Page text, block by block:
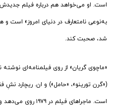
است. او می‌خواهد هم درباره فیلم
به‌نوعی نامتعارف در دنیای امروز»
شد، صحبت کند.
«ماچوی گریان» از روی فیلمنامه‌ای
(«گرن تورینو»، «حامل») و ان. ریچارد
است. ماجراهای